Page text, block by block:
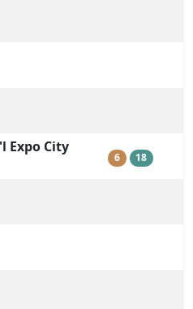
Expo City
6 18